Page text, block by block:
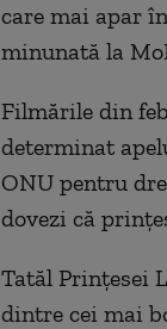
care mai apar
minunată la
Filmările din
determinat
ONU pentru
dovezi că
Tatăl Prințesei
dintre cei mai